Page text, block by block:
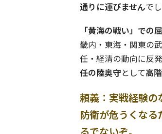
通りに運びませんでし
「黄海の戦い」での
畿内・東海・関東の
任・経清の動向に反
任の陸奥守として高
頼義：実戦経験の
防衛が危うくな